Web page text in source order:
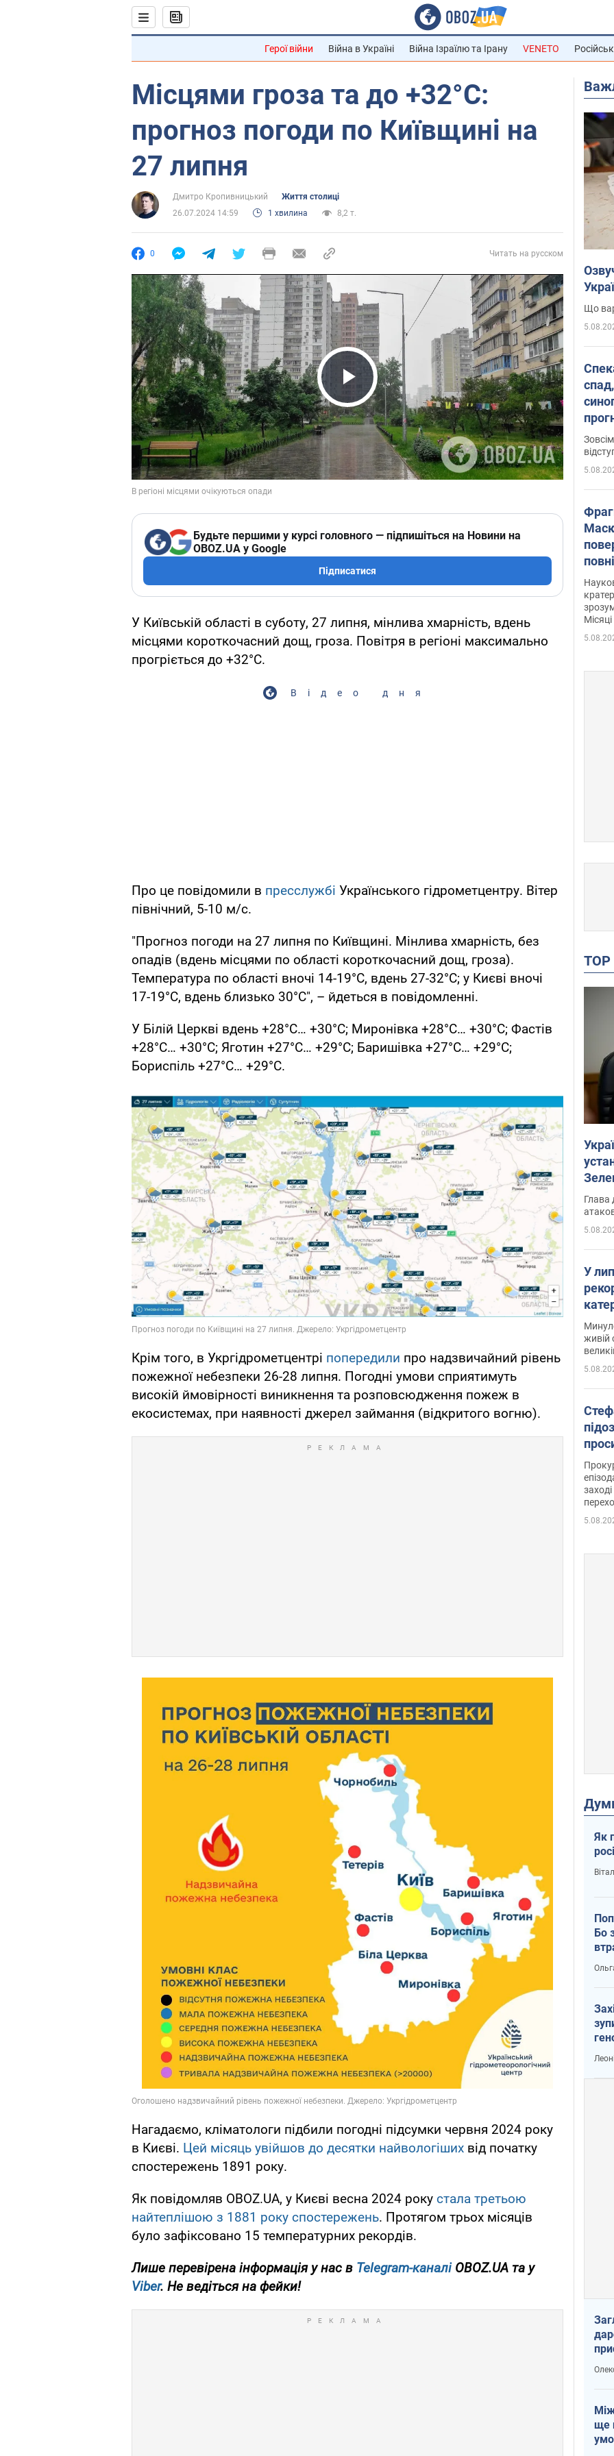
Герої війни Війна в Україні Війна Ізраїлю та Ірану VENETO
Місцями гроза та до +32°С:
прогноз погоди по Київщині на
27 липня
Дмитро Кропивницький
Життя столиці
26.07.2024 14:59
1 хвилина 8,2 т.
0 Читать на русском
Play Video
Будьте першими у курсі головного — підпишіться на Новини на
OBOZ.UA у Google
Підписатися
У Київській області в суботу, 27 липня, мінлива хмарність, вдень
місцями короткочасний дощ, гроза. Повітря в регіоні максимально
прогріється до +32°С.
Відео дня
Про це повідомили в пресслужбі Українського гідрометцентру. Вітер
північний, 5-10 м/с.
"Прогноз погоди на 27 липня по Київщині. Мінлива хмарність, без
опадів (вдень місцями по області короткочасний дощ, гроза).
Температура по області вночі 14-19°С, вдень 27-32°С; у Києві вночі
17-19°С, вдень близько 30°С", – йдеться в повідомленні.
У Білій Церкві вдень +28°С… +30°С; Миронівка +28°С… +30°С; Фастів
+28°С… +30°С; Яготин +27°С… +29°С; Баришівка +27°С… +29°С;
Бориспіль +27°С… +29°С.
Крім того, в Укргідрометцентрі попередили про надзвичайний рівень
пожежної небезпеки 26-28 липня. Погодні умови сприятимуть
високій ймовірності виникнення та розповсюдження пожеж в
екосистемах, при наявності джерел займання (відкритого вогню).
Нагадаємо, кліматологи підбили погодні підсумки червня 2024 року
в Києві. Цей місяць увійшов до десятки найвологіших від початку
спостережень 1891 року.
Як повідомляв OBOZ.UA, у Києві весна 2024 року стала третьою
найтеплішою з 1881 року спостережень. Протягом трьох місяців
було зафіксовано 15 температурних рекордів.
Лише перевірена інформація у нас в Telegram-каналіOBOZ.UA та у
Viber. Не ведіться на фейки!
Що
усе
Місяці
Глава
У
живій
Як
Бо
ще